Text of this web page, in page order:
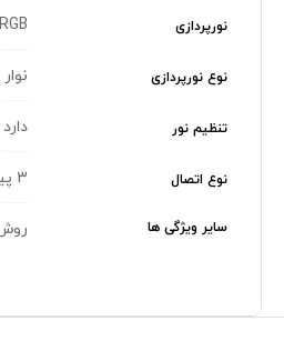
نورپردازی
نوع نورپردازی
تنظیم نور دارد
نوع اتصال 3 پین
سایر ویژگی ها